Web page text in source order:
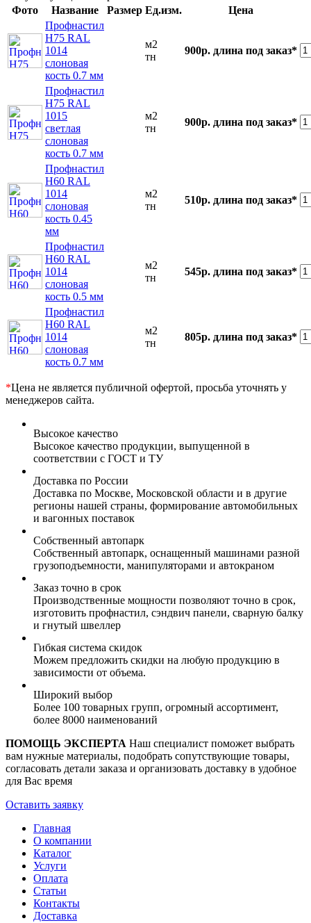
Фото
Название Размер Ед.изм.
Цена
Профнастил
Н75 RAL
1014
слоновая
кость 0.7 мм
м2
тн
900р. длина под заказ*
Профнастил
Н75 RAL
1015
светлая
слоновая
кость 0.7 мм
м2
тн
900р. длина под заказ*
Профнастил
Н60 RAL
1014
слоновая
кость 0.45
мм
м2
тн
510р. длина под заказ*
Профнастил
Н60 RAL
1014
слоновая
кость 0.5 мм
м2
тн
545р. длина под заказ*
Профнастил
Н60 RAL
1014
слоновая
кость 0.7 мм
м2
тн
805р. длина под заказ*
*Цена не является публичной офертой, просьба уточнять у
менеджеров сайта.
Высокое качество
Высокое качество продукции, выпущенной в
соответствии с ГОСТ и ТУ
Доставка по России
Доставка по Москве, Московской области и в другие
регионы нашей страны, формирование автомобильных
и вагонных поставок
Собственный автопарк
Собственный автопарк, оснащенный машинами разной
грузоподъемности, манипуляторами и автокраном
Заказ точно в срок
Производственные мощности позволяют точно в срок,
изготовить профнастил, сэндвич панели, сварную балку
и гнутый швеллер
Гибкая система скидок
Можем предложить скидки на любую продукцию в
зависимости от объема.
Широкий выбор
Более 100 товарных групп, огромный ассортимент,
более 8000 наименований
ПОМОЩЬ ЭКСПЕРТА Наш специалист поможет выбрать
вам нужные материалы, подобрать сопутствующие товары,
согласовать детали заказа и организовать доставку в удобное
для Вас время
Оставить заявку
Главная
О компании
Каталог
Услуги
Оплата
Статьи
Контакты
Доставка